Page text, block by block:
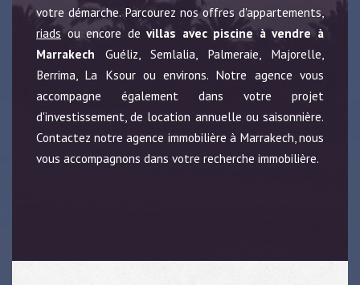
votre démarche. Parcourez nos offres d'appartements,
riads ou encore devillas avec piscine à vendre à
Marrakech Guéliz, Semlalia, Palmeraie, Majorelle,
Berrima, La Ksour ou environs. Notre agence vous
accompagne également dans votre projet
d'investissement, de location annuelle ou saisonnière.
Contactez notre agence immobilière à Marrakech, nous
vous accompagnons dans votre recherche immobilière.